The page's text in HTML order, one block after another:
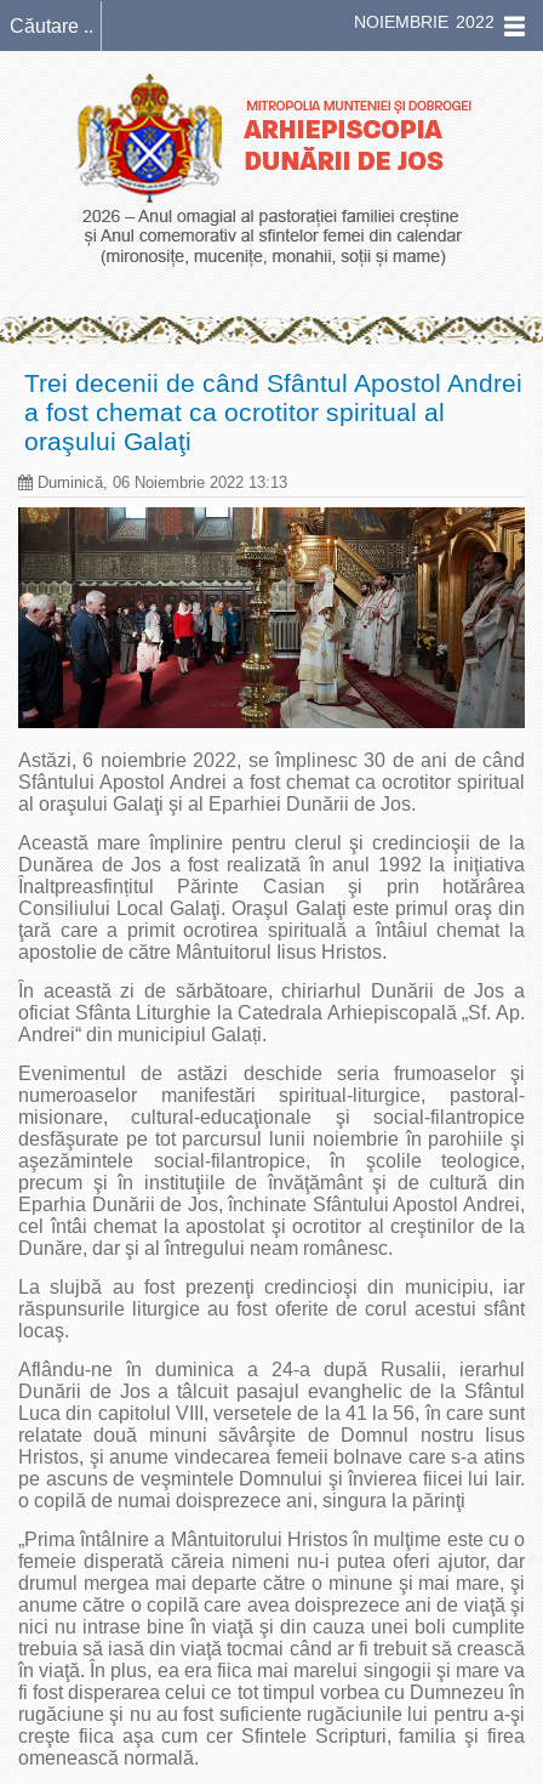
NOIEMBRIE 2022
Trei decenii de când Sfântul Apostol Andrei
a fost chemat ca ocrotitor spiritual al
oraşului Galaţi
Duminică, 06 Noiembrie 2022 13:13
Astăzi, 6 noiembrie 2022, se împlinesc 30 de ani de când
Sfântului Apostol Andrei a fost chemat ca ocrotitor spiritual
al oraşului Galaţi şi al Eparhiei Dunării de Jos.
Această mare împlinire pentru clerul şi credincioşii de la
Dunărea de Jos a fost realizată în anul 1992 la iniţiativa
Înaltpreasfințitul Părinte Casian şi prin hotărârea
Consiliului Local Galaţi. Oraşul Galaţi este primul oraş din
ţară care a primit ocrotirea spirituală a întâiul chemat la
apostolie de către Mântuitorul Iisus Hristos.
În această zi de sărbătoare, chiriarhul Dunării de Jos a
oficiat Sfânta Liturghie la Catedrala Arhiepiscopală „Sf. Ap.
Andrei“ din municipiul Galați.
Evenimentul de astăzi deschide seria frumoaselor şi
numeroaselor manifestări spiritual-liturgice, pastoral-
misionare, cultural-educaţionale şi social-filantropice
desfăşurate pe tot parcursul lunii noiembrie în parohiile şi
aşezămintele social-filantropice, în şcolile teologice,
precum şi în instituţiile de învăţământ şi de cultură din
Eparhia Dunării de Jos, închinate Sfântului Apostol Andrei,
cel întâi chemat la apostolat şi ocrotitor al creştinilor de la
Dunăre, dar şi al întregului neam românesc.
La slujbă au fost prezenţi credincioşi din municipiu, iar
răspunsurile liturgice au fost oferite de corul acestui sfânt
locaş.
Aflându-ne în duminica a 24-a după Rusalii, ierarhul
Dunării de Jos a tâlcuit pasajul evanghelic de la Sfântul
Luca din capitolul VIII, versetele de la 41 la 56, în care sunt
relatate două minuni săvârşite de Domnul nostru Iisus
Hristos, şi anume vindecarea femeii bolnave care s-a atins
pe ascuns de veşmintele Domnului şi învierea fiicei lui Iair.
o copilă de numai doisprezece ani, singura la părinţi
„Prima întâlnire a Mântuitorului Hristos în mulţime este cu o
femeie disperată căreia nimeni nu-i putea oferi ajutor, dar
drumul mergea mai departe către o minune şi mai mare, şi
anume către o copilă care avea doisprezece ani de viaţă şi
nici nu intrase bine în viaţă şi din cauza unei boli cumplite
trebuia să iasă din viaţă tocmai când ar fi trebuit să crească
în viaţă. În plus, ea era fiica mai marelui singogii şi mare va
fi fost disperarea celui ce tot timpul vorbea cu Dumnezeu în
rugăciune şi nu au fost suficiente rugăciunile lui pentru a-şi
creşte fiica aşa cum cer Sfintele Scripturi, familia şi firea
omenească normală.